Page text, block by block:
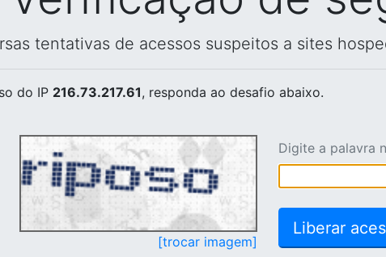
tentativas de acessos suspeitos a sites
do IP 216.73.217.61, responda ao desafio abaixo.
[trocar imagem]
Digite a palavra